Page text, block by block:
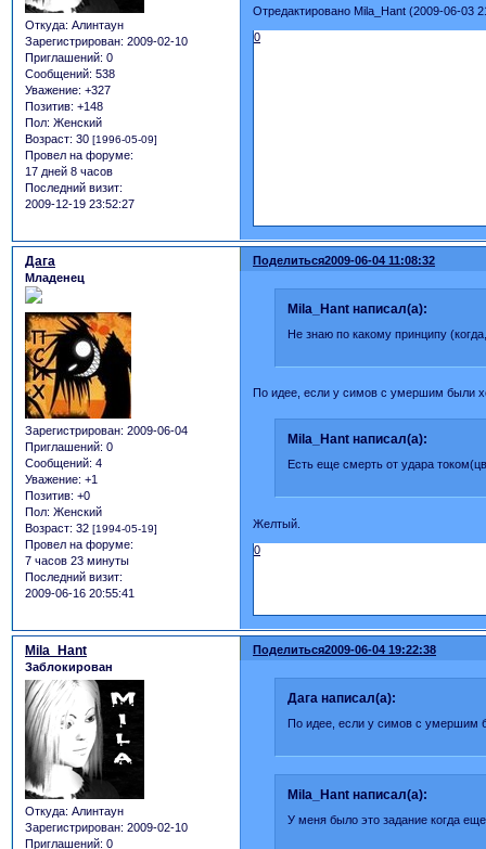
Откуда: Алинтаун
Зарегистрирован: 2009-02-10
Приглашений: 0
Сообщений: 538
Уважение: +327
Позитив: +148
Пол: Женский
Возраст: 30 [1996-05-09]
Провел на форуме:
17 дней 8 часов
Последний визит:
2009-12-19 23:52:27
Отредактировано Mila_Hant (2009-06-03
0
Поделиться2009-06-04 11:08:32
Дага
Младенец
Зарегистрирован: 2009-06-04
Приглашений: 0
Сообщений: 4
Уважение: +1
Позитив: +0
Пол: Женский
Возраст: 32 [1994-05-19]
Провел на форуме:
7 часов 23 минуты
Последний визит:
2009-06-16 20:55:41
Mila_Hant написал(а):
Не знаю по какому принципу
По идее, если у симов с умершим были
Mila_Hant написал(а):
Есть еще смерть от удара
Желтый.
0
Поделиться2009-06-04 19:22:38
Mila_Hant
Заблокирован
Откуда: Алинтаун
Зарегистрирован: 2009-02-10
Приглашений: 0
Дага написал(а):
По идее, если у симов с умершим
Mila_Hant написал(а):
У меня было это задание когда